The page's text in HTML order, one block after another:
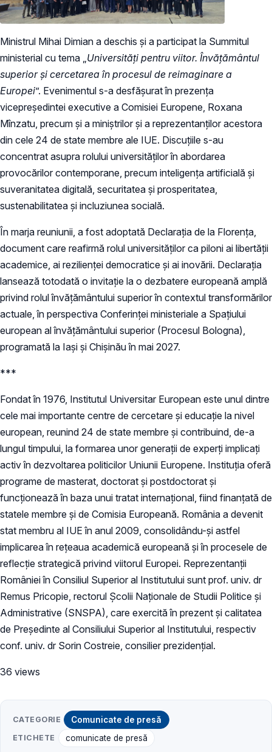
Ministrul Mihai Dimian a deschis și a participat la Summitul
ministerial cu tema „ Universități pentru viitor. Învățământul
superior și cercetarea în procesul de reimaginare a
Europei”. Evenimentul s-a desfășurat în prezența
vicepreședintei executive a Comisiei Europene, Roxana
Mînzatu, precum și a miniștrilor și a reprezentanților acestora
din cele 24 de state membre ale IUE. Discuțiile s-au
concentrat asupra rolului universităților în abordarea
provocărilor contemporane, precum inteligența artificială și
suveranitatea digitală, securitatea și prosperitatea,
sustenabilitatea și incluziunea socială.
În marja reuniunii, a fost adoptată Declarația de la Florența,
document care reafirmă rolul universităților ca piloni ai libertății
academice, ai rezilienței democratice și ai inovării. Declarația
lansează totodată o invitație la o dezbatere europeană amplă
privind rolul învățământului superior în contextul transformărilor
actuale, în perspectiva Conferinței ministeriale a Spațiului
european al învățământului superior (Procesul Bologna),
programată la Iași și Chișinău în mai 2027.
***
Fondat în 1976, Institutul Universitar European este unul dintre
cele mai importante centre de cercetare și educație la nivel
european, reunind 24 de state membre și contribuind, de-a
lungul timpului, la formarea unor generații de experți implicați
activ în dezvoltarea politicilor Uniunii Europene. Instituția oferă
programe de masterat, doctorat și postdoctorat și
funcționează în baza unui tratat internațional, fiind finanțată de
statele membre și de Comisia Europeană. România a devenit
stat membru al IUE în anul 2009, consolidându-și astfel
implicarea în rețeaua academică europeană și în procesele de
reflecție strategică privind viitorul Europei. Reprezentanții
României în Consiliul Superior al Institutului sunt prof. univ. dr
Remus Pricopie, rectorul Școlii Naționale de Studii Politice și
Administrative (SNSPA), care exercită în prezent și calitatea
de Președinte al Consiliului Superior al Institutului, respectiv
conf. univ. dr Sorin Costreie, consilier prezidențial.
36 views
CATEGORIE Comunicate de presă
ETICHETE comunicate de presă